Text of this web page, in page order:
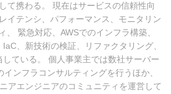
て携わる。 現在はサービスの信頼性向
イテンシ、パフォーマンス、モニタリン
、 緊急対応、AWSでのインフラ構築、
、新技術の検証、リファクタリング、
ている。 個人事業主では数社サーバー
ンフラコンサルティングを行うほか、
アエンジニアのコミュニティを運営して